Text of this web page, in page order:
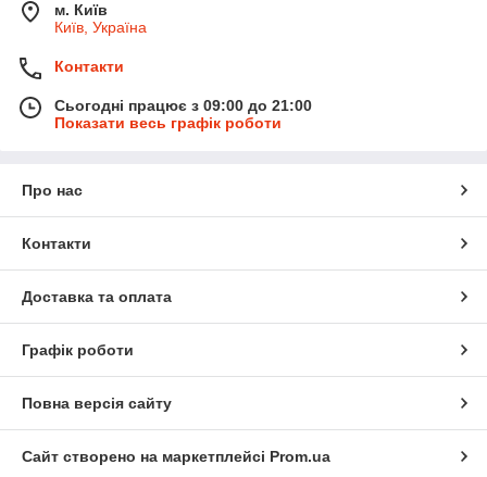
м. Київ
Київ, Україна
Контакти
Сьогодні працює з 09:00 до 21:00
Показати весь графік роботи
Про нас
Контакти
Доставка та оплата
Графік роботи
Повна версія сайту
Сайт створено на маркетплейсі Prom.ua